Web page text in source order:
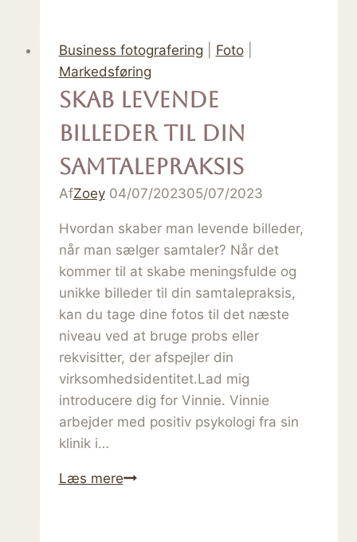
Business fotografering
Foto|
Markedsføring
Skab levende
billeder til din
samtalepraksis
AfZoey 04/07/202305/07/2023
Hvordan skaber man levende billeder,
når man sælger samtaler? Når det
kommer til at skabe meningsfulde og
unikke billeder til din samtalepraksis,
kan du tage dine fotos til det næste
niveau ved at bruge probs eller
rekvisitter, der afspejler din
virksomhedsidentitet.Lad mig
introducere dig for Vinnie. Vinnie
arbejder med positiv psykologi fra sin
klinik i…
Læs mereSkab